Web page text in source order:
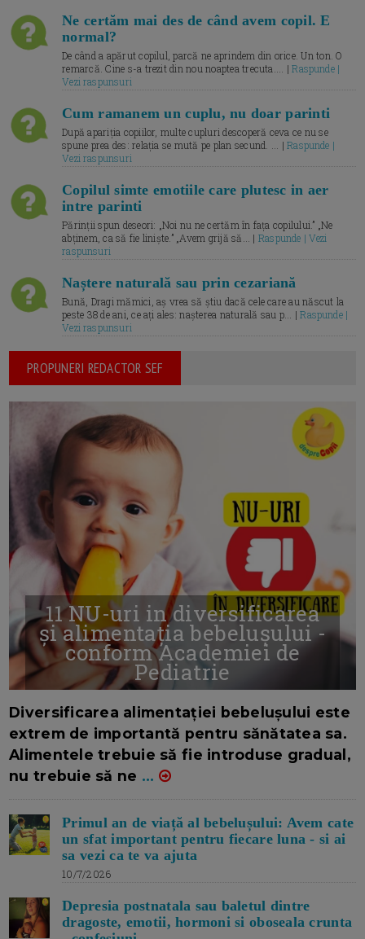
Ne certăm mai des de când avem copil. E
normal?
De când a apărut copilul, parcă ne aprindem din orice. Un ton. O
remarcă. Cine s-a trezit din nou noaptea trecuta.... |Raspunde |
Vezi raspunsuri
Cum ramanem un cuplu, nu doar parinti
După apariția copiilor, multe cupluri descoperă ceva ce nu se
spune prea des: relația se mută pe plan secund. ... |Raspunde |
Vezi raspunsuri
Copilul simte emotiile care plutesc in aer
intre parinti
Părinții spun deseori: „Noi nu ne certăm în fața copilului.” „Ne
abținem, ca să fie liniște.” „Avem grijă să... | Raspunde | Vezi
raspunsuri
Naștere naturală sau prin cezariană
Bună, Dragi mămici, aș vrea să știu dacă cele care au născut la
peste 38 de ani, ce ați ales: nașterea naturală sau p... |Raspunde |
Vezi raspunsuri
PROPUNERI REDACTOR SEF
11 NU-uri in diversificarea
și alimentația bebelușului -
conform Academiei de
Pediatrie
Diversificarea alimentației bebelușului este
extrem de importantă pentru sănătatea sa.
Alimentele trebuie să fie introduse gradual,
nu trebuie să ne ...
Primul an de viață al bebelușului: Avem cate
un sfat important pentru fiecare luna - si ai
sa vezi ca te va ajuta
10/7/2026
Depresia postnatala sau baletul dintre
dragoste, emotii, hormoni si oboseala crunta